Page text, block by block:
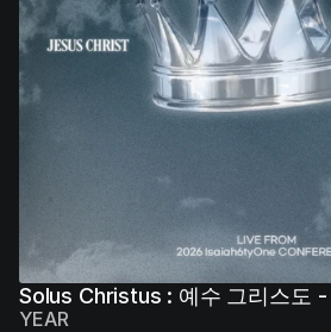
Solus Christus : 예수 그리스도 -
YEAR